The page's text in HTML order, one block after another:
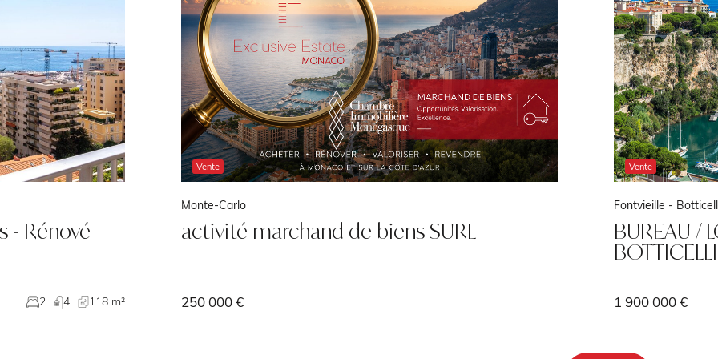
de biens SURL
Vente
BUREAU / LOCAL COMMERCIAL -